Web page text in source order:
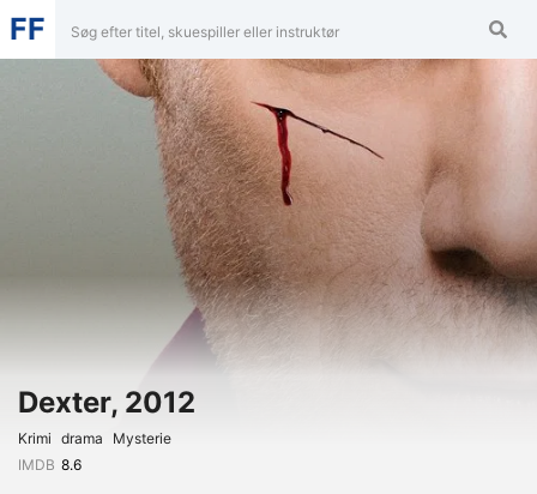
FF
Dexter, 2012
Krimi Drama
Mysterie
IMDB 8.6